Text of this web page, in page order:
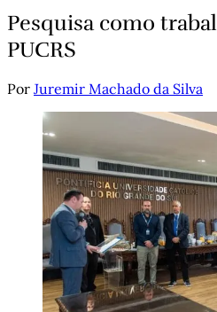
Pesquisa como
PUCRS
Por Juremir Machado da Silva